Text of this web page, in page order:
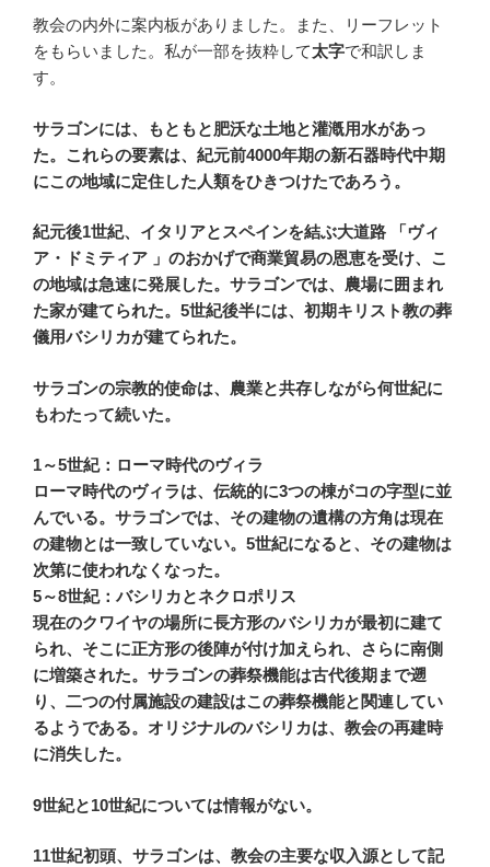
教会の内外に案内板がありました。また、リーフレット
をもらいました。私が一部を抜粋して太字で和訳しま
す。
サラゴンには、もともと肥沃な土地と灌漑用水があっ
た。これらの要素は、紀元前4000年期の新石器時代中期
にこの地域に定住した人類をひきつけたであろう。
紀元後1世紀、イタリアとスペインを結ぶ大道路 「ヴィ
ア・ドミティア 」のおかげで商業貿易の恩恵を受け、こ
の地域は急速に発展した。サラゴンでは、農場に囲まれ
た家が建てられた。5世紀後半には、初期キリスト教の葬
儀用バシリカが建てられた。
サラゴンの宗教的使命は、農業と共存しながら何世紀に
もわたって続いた。
1～5世紀：ローマ時代のヴィラ
ローマ時代のヴィラは、伝統的に3つの棟がコの字型に並
んでいる。サラゴンでは、その建物の遺構の方角は現在
の建物とは一致していない。5世紀になると、その建物は
次第に使われなくなった。
5～8世紀：バシリカとネクロポリス
現在のクワイヤの場所に長方形のバシリカが最初に建て
られ、そこに正方形の後陣が付け加えられ、さらに南側
に増築された。サラゴンの葬祭機能は古代後期まで遡
り、二つの付属施設の建設はこの葬祭機能と関連してい
るようである。オリジナルのバシリカは、教会の再建時
に消失した。
9世紀と10世紀については情報がない。
11世紀初頭、サラゴンは、教会の主要な収入源として記